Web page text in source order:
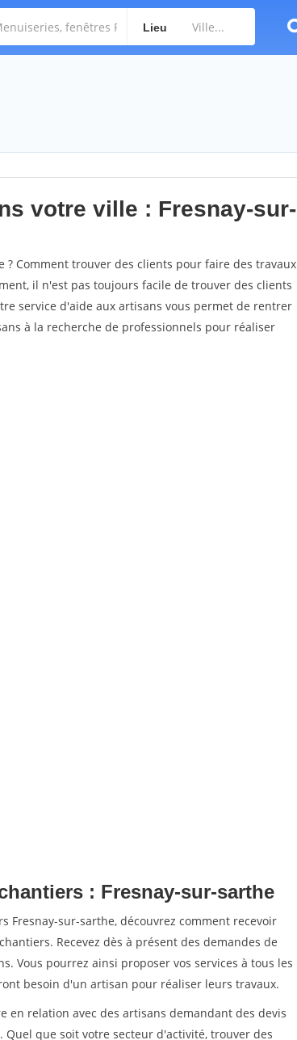
Lieu
votre ville : Fresnay-sur-
Comment trouver des clients pour faire des travaux
il n'est pas toujours facile de trouver des clients
service d'aide aux artisans vous permet de rentrer
à la recherche de professionnels pour réaliser
: Fresnay-sur-sarthe
Fresnay-sur-sarthe, découvrez comment recevoir
Recevez dès à présent des demandes de
Vous pourrez ainsi proposer vos services à tous les
besoin d'un artisan pour réaliser leurs travaux.
relation avec des artisans demandant des devis
que soit votre secteur d'activité, trouver des